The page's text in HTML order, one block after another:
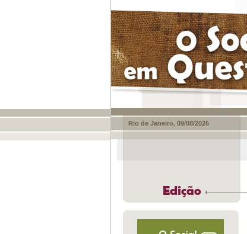
Rio de Janeiro, 09/08/2026
Edição